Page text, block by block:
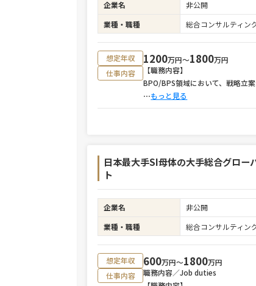
企業名 非公開
業種・職種
総合コンサルティン
想定年収 1200万円〜1800万円
仕事内容
【職務内容】
BPO/BPS領域において、戦略立
⋯もっと見る
日本最大手SI母体の大手総合グロー
ト
企業名 非公開
業種・職種
総合コンサルティン
想定年収 600万円〜1800万円
仕事内容
職務内容／Job duties